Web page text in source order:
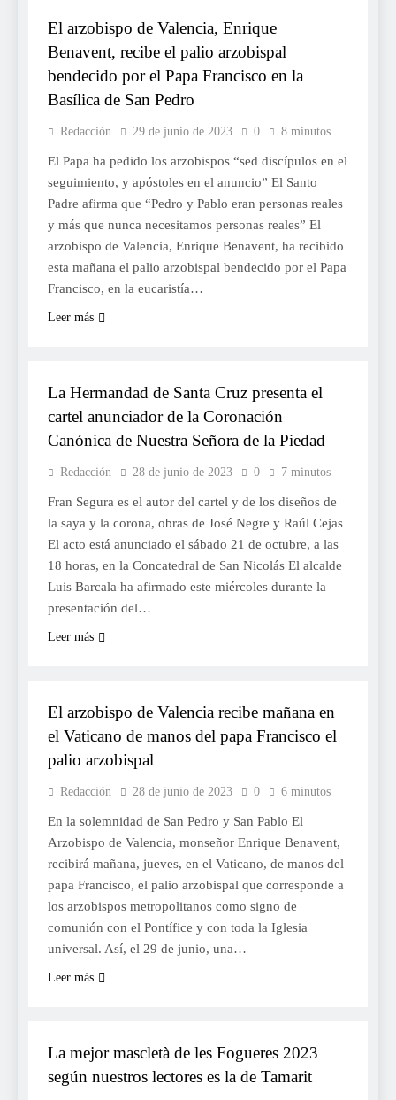
El arzobispo de Valencia, Enrique
Benavent, recibe el palio arzobispal
bendecido por el Papa Francisco en la
Basílica de San Pedro
Redacción 29 de junio de 2023 0 8 minutos
El Papa ha pedido los arzobispos “sed discípulos en el
seguimiento, y apóstoles en el anuncio” El Santo
Padre afirma que “Pedro y Pablo eran personas reales
y más que nunca necesitamos personas reales” El
arzobispo de Valencia, Enrique Benavent, ha recibido
esta mañana el palio arzobispal bendecido por el Papa
Francisco, en la eucaristía…
Leer más
La Hermandad de Santa Cruz presenta el
cartel anunciador de la Coronación
Canónica de Nuestra Señora de la Piedad
Redacción 28 de junio de 2023 0 7 minutos
Fran Segura es el autor del cartel y de los diseños de
la saya y la corona, obras de José Negre y Raúl Cejas
El acto está anunciado el sábado 21 de octubre, a las
18 horas, en la Concatedral de San Nicolás El alcalde
Luis Barcala ha afirmado este miércoles durante la
presentación del…
Leer más
El arzobispo de Valencia recibe mañana en
el Vaticano de manos del papa Francisco el
palio arzobispal
Redacción 28 de junio de 2023 0 6 minutos
En la solemnidad de San Pedro y San Pablo El
Arzobispo de Valencia, monseñor Enrique Benavent,
recibirá mañana, jueves, en el Vaticano, de manos del
papa Francisco, el palio arzobispal que corresponde a
los arzobispos metropolitanos como signo de
comunión con el Pontífice y con toda la Iglesia
universal. Así, el 29 de junio, una…
Leer más
La mejor mascletà de les Fogueres 2023
según nuestros lectores es la de Tamarit